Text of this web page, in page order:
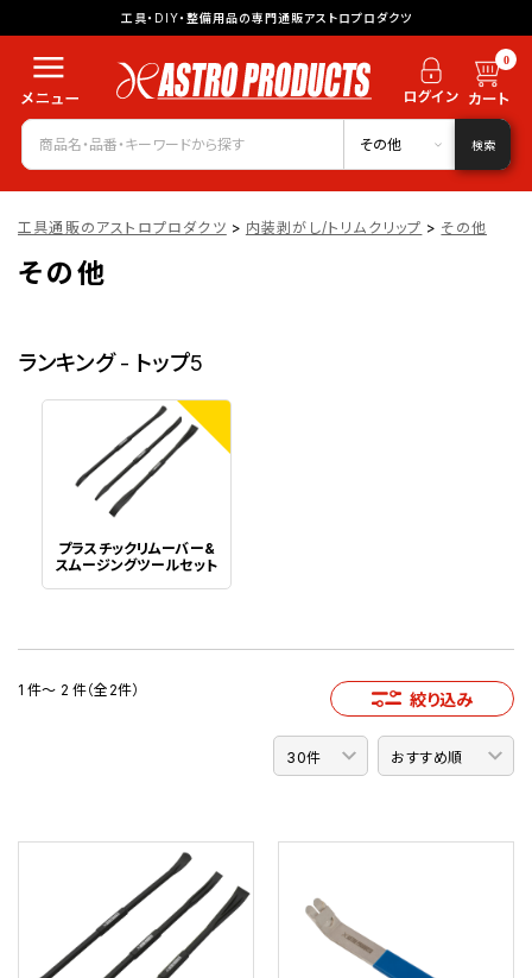
工具・DIY・整備用品の専門通販アストロプロダクツ
0
その他 検索
工具通販のアストロプロダクツ > 内装剥がし/トリムクリップ > その他
その他
ランキング - トップ5
1
プラスチックリムーバー&
スムージングツールセット
1 件～ 2 件（全2件） 絞り込み